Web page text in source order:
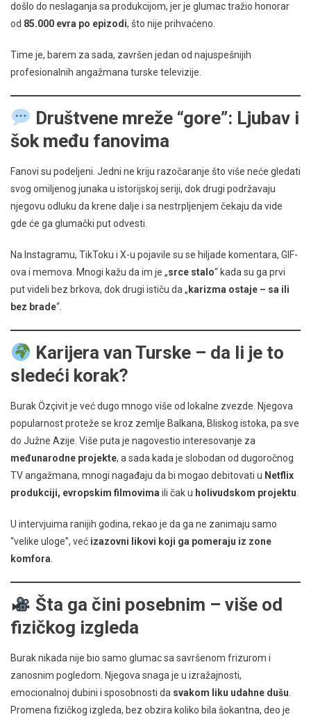
došlo do neslaganja sa produkcijom, jer je glumac tražio honorar
od 85.000 evra po epizodi, što nije prihvaćeno.
Time je, barem za sada, završen jedan od najuspešnijih
profesionalnih angažmana turske televizije.
Društvene mreže “gore”: Ljubav i
šok među fanovima
Fanovi su podeljeni. Jedni ne kriju razočaranje što više neće gledati
svog omiljenog junaka u istorijskoj seriji, dok drugi podržavaju
njegovu odluku da krene dalje i sa nestrpljenjem čekaju da vide
gde će ga glumački put odvesti.
Na Instagramu, TikToku i X-u pojavile su se hiljade komentara, GIF-
ova i memova. Mnogi kažu da im je „srce stalo“ kada su ga prvi
put videli bez brkova, dok drugi ističu da „ karizma ostaje – sa ili
bez brade“.
Karijera van Turske – da li je to
sledeći korak?
Burak Özçivit je već dugo mnogo više od lokalne zvezde. Njegova
popularnost proteže se kroz zemlje Balkana, Bliskog istoka, pa sve
do Južne Azije. Više puta je nagovestio interesovanje za
međunarodne projekte, a sada kada je slobodan od dugoročnog
TV angažmana, mnogi nagađaju da bi mogao debitovati u Netflix
produkciji, evropskim filmovima ili čak u holivudskom projektu
U intervjuima ranijih godina, rekao je da ga ne zanimaju samo
“velike uloge”, već izazovni likovi koji ga pomeraju iz zone
komfora
Šta ga čini posebnim – više od
fizičkog izgleda
Burak nikada nije bio samo glumac sa savršenom frizurom i
zanosnim pogledom. Njegova snaga je u izražajnosti,
emocionalnoj dubini i sposobnosti da svakom liku udahne dušu
Promena fizičkog izgleda, bez obzira koliko bila šokantna, deo je